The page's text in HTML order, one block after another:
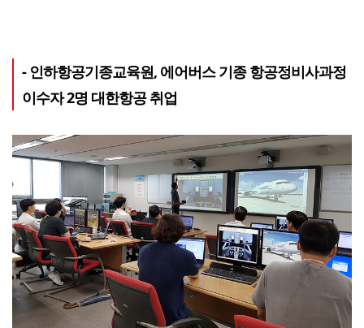
- 인하항공기종교육원, 에어버스 기종 항공정비사과정
이수자 2명 대한항공 취업